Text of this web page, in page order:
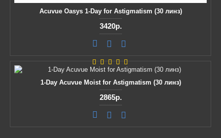
Acuvue Oasys 1-Day for Astigmatism (30 линз)
3420р.
1-Day Acuvue Moist for Astigmatism (30 линз)
2865р.